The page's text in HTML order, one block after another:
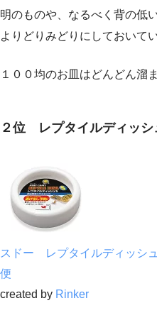
明のものや、なるべく背の低
よりどりみどりにしておいて
１００均のお皿はどんどん溜
２位 レプタイルディッシ
スドー レプタイルディッ
便
created by Rinker